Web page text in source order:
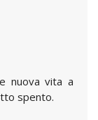
nuova vita a
spento.